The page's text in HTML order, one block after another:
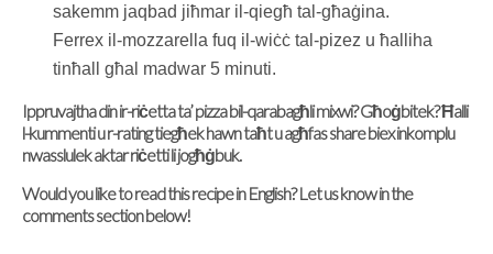
sakemm jaqbad jiħmar il-qiegħ tal-għaġina.
Ferrex il-mozzarella fuq il-wiċċ tal-pizez u ħalliha
tinħall għal madwar 5 minuti.
Ippruvajtha din ir-riċetta ta’ pizza bil-qarabagħli mixwi? Għoġbitek? Ħalli
l-kummenti u r-rating tiegħek hawn taħt u agħfas share biex inkomplu
nwasslulek aktar riċetti li jogħġbuk.
Would you like to read this recipe in English? Let us know in the
comments section below!